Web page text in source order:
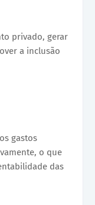
privado, gerar
a inclusão
gastos
o que
das